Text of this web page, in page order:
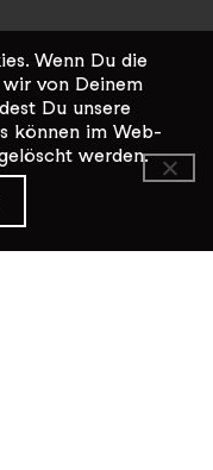
- 17:00
Wenn Du die
von Deinem
Du unsere
können im Web-
werden.